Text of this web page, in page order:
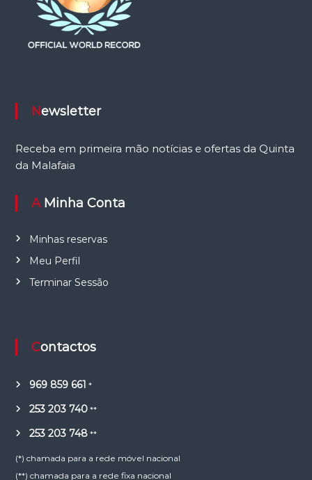
Newsletter
Receba em primeira mão notícias e ofertas da Quinta
da Malafaia
A Minha Conta
Minhas reservas
Meu Perfil
Terminar Sessão
Contactos
969 859 661 *
253 203 740**
253 203 748**
(*) chamada para a rede móvel nacional
(**) chamada para a rede fixa nacional